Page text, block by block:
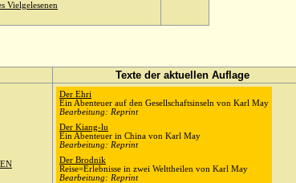
Vielgelesenen
Texte der aktuellen Auflage
Der Ehri
Ein Abenteuer auf den Gesellschaftsinseln von Karl May
Bearbeitung: Reprint
Der Kiang-lu
Ein Abenteuer in China von Karl May
Bearbeitung: Reprint
Der Brodnik
Reise=Erlebnisse in zwei Welttheilen von Karl May
Bearbeitung: Reprint